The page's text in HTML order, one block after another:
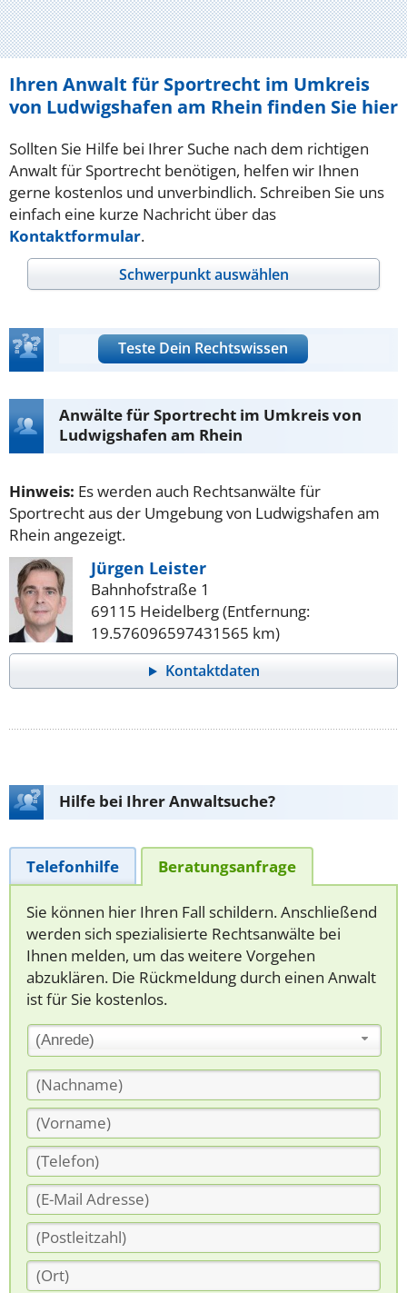
Ihren Anwalt für Sportrecht im Umkreis
von Ludwigshafen am Rhein finden Sie hier
Sollten Sie Hilfe bei Ihrer Suche nach dem richtigen
Anwalt für Sportrecht benötigen, helfen wir Ihnen
gerne kostenlos und unverbindlich. Schreiben Sie uns
einfach eine kurze Nachricht über das
Kontaktformular.
Schwerpunkt auswählen
Teste Dein Rechtswissen
Anwälte für Sportrecht im Umkreis von
Ludwigshafen am Rhein
Hinweis: Es werden auch Rechtsanwälte für
Sportrecht aus der Umgebung von Ludwigshafen am
Rhein angezeigt.
Jürgen Leister
Bahnhofstraße 1
69115 Heidelberg (Entfernung:
19.576096597431565 km)
Kontaktdaten
Hilfe bei Ihrer Anwaltsuche?
Telefonhilfe Beratungsanfrage
Sie können hier Ihren Fall schildern. Anschließend
werden sich spezialisierte Rechtsanwälte bei
Ihnen melden, um das weitere Vorgehen
abzuklären. Die Rückmeldung durch einen Anwalt
ist für Sie kostenlos.
(Anrede)